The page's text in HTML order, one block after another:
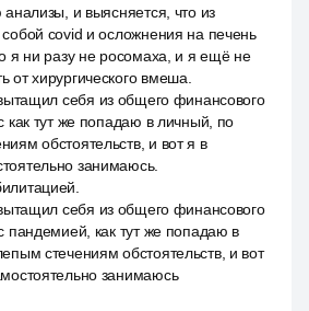
и выясняется, что из
covid и осложнения на печень
я ни разу не росомаха, и я ещё не
от хирургического вмеша.
себя из общего финансового
как тут же попадаю в личный, по
обстоятельств, и вот я в
занимаюсь.
себя из общего финансового
пандемией, как тут же попадаю в
стечениям обстоятельств, и вот
занимаюсь